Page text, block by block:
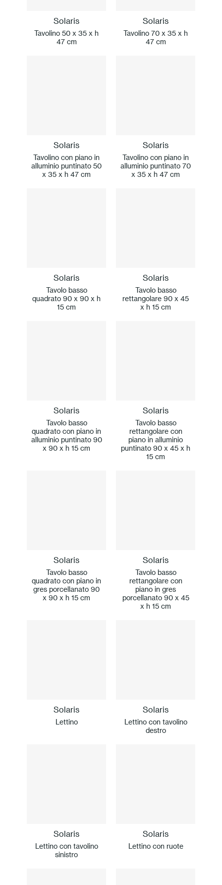
Solaris
Tavolino 50 x 35 x h
47 cm
Solaris
Tavolino 70 x 35 x h
47 cm
Solaris
Tavolino con piano in
alluminio puntinato 50
x 35 x h 47 cm
Solaris
Tavolino con piano in
alluminio puntinato 70
x 35 x h 47 cm
Solaris
Tavolo basso
quadrato 90 x 90 x h
15 cm
Solaris
Tavolo basso
rettangolare 90 x 45
x h 15 cm
Solaris
Tavolo basso
quadrato con piano in
alluminio puntinato 90
x 90 x h 15 cm
Solaris
Tavolo basso
rettangolare con
piano in alluminio
puntinato 90 x 45 x h
15 cm
Solaris
Tavolo basso
quadrato con piano in
gres porcellanato 90
x 90 x h 15 cm
Solaris
Tavolo basso
rettangolare con
piano in gres
porcellanato 90 x 45
x h 15 cm
Solaris
Lettino
Solaris
Lettino con tavolino
destro
Solaris
Lettino con tavolino
sinistro
Solaris
Lettino con ruote